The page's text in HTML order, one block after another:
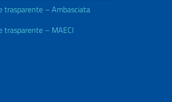
trasparente – Ambasciata
trasparente – MAECI